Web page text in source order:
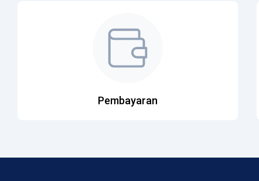
Pembayaran